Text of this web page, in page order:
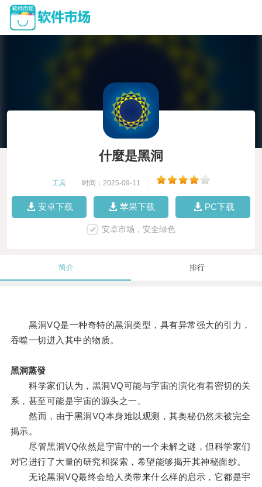
什麼是黑洞
工具 时间：2025-09-11
安卓下载 苹果下载 PC下载
安卓市场，安全绿色
简介 排行
黑洞VQ是一种奇特的黑洞类型，具有异常强大的引力，
吞噬一切进入其中的物质。
黑洞蒸發
科学家们认为，黑洞VQ可能与宇宙的演化有着密切的关
系，甚至可能是宇宙的源头之一。
然而，由于黑洞VQ本身难以观测，其奥秘仍然未被完全
揭示。
尽管黑洞VQ依然是宇宙中的一个未解之谜，但科学家们
对它进行了大量的研究和探索，希望能够揭开其神秘面纱。
无论黑洞VQ最终会给人类带来什么样的启示，它都是宇